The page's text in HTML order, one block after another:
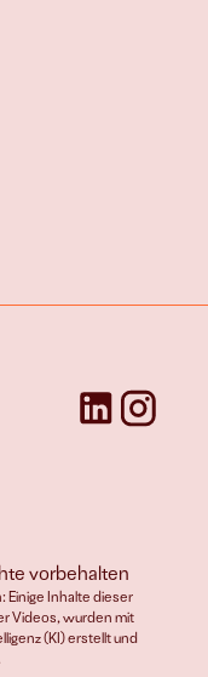
vorbehalten
Einige Inhalte dieser
Videos, wurden mit
(KI) erstellt und